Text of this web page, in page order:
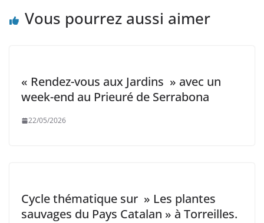
Vous pourrez aussi aimer
« Rendez-vous aux Jardins » avec un
week-end au Prieuré de Serrabona
22/05/2026
Cycle thématique sur » Les plantes
sauvages du Pays Catalan » à Torreilles.